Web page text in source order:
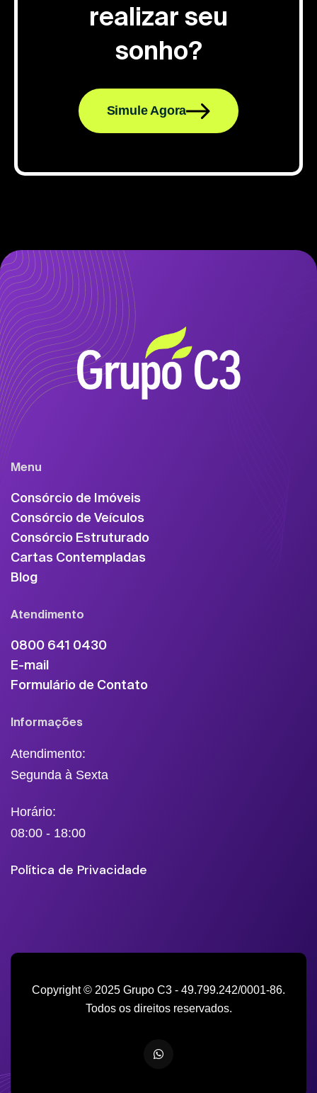
realizar seu
sonho?
Simule Agora
Menu
Consórcio de Imóveis
Consórcio de Veículos
Consórcio Estruturado
Cartas Contempladas
Blog
Atendimento
0800 641 0430
E-mail
Formulário de Contato
Informações
Atendimento:
Segunda à Sexta
Horário:
08:00 - 18:00
Política de Privacidade
Copyright © 2025 Grupo C3 - 49.799.242/0001-86.
Todos os direitos reservados.